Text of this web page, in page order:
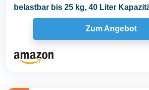
belastbar bis 25 kg, 40 Liter
Zum Angebot